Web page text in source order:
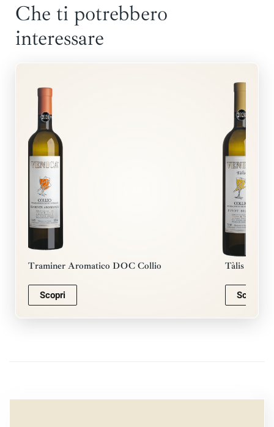
Che ti potrebbero
interessare
Traminer Aromatico DOC Collio
Scopri
Tàlis •
Scopri